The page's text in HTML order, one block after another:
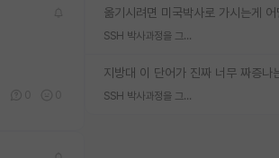
SSH 박사과정을 그만두고 지방대 박사로 옮기면 교수의 꿈은 끝일까요?
SSH 박사과정을 그만두고 지방대 박사로 옮기면 교수의 꿈은 끝일까요?